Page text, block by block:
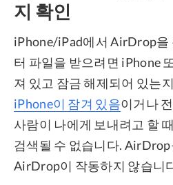
지 확인
iPhone/iPad에서 AirDrop을
터 파일을 받으려면 iPhone
져 있고 잠금 해제되어 있는
iPhone이 잠겨 있음이거나
사람이 나에게 보내려고 할
검색될 수 없습니다.
AirDrop이 작동하지 않습니